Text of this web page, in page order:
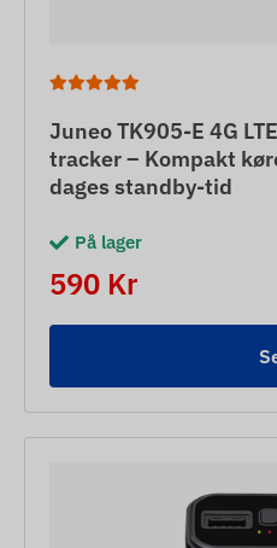
Juneo TK905-E 4G
tracker – Kompakt
dages standby-tid
På lager
590 Kr